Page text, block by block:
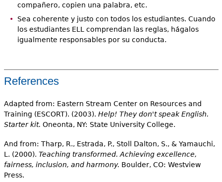
compañero, copien una palabra, etc.
Sea coherente y justo con todos los estudiantes. Cuando
los estudiantes ELL comprendan las reglas, hágalos
igualmente responsables por su conducta.
References
Adapted from: Eastern Stream Center on Resources and
Training (ESCORT). (2003). Help! They don't speak English.
Starter kit. Oneonta, NY: State University College.
And from: Tharp, R., Estrada, P., Stoll Dalton, S., & Yamauchi,
L. (2000). Teaching transformed. Achieving excellence,
fairness, inclusion, and harmony. Boulder, CO: Westview
Press.